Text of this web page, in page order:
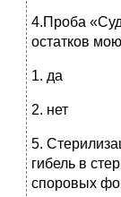
4.Проба
остатков
1. да
2. нет
5.
гибель в
споровых